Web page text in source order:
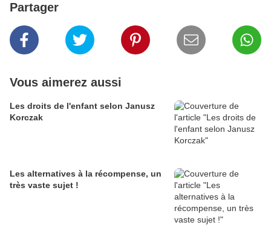
Partager
Vous aimerez aussi
Les droits de l'enfant selon Janusz
Korczak
Les alternatives à la récompense, un
très vaste sujet !